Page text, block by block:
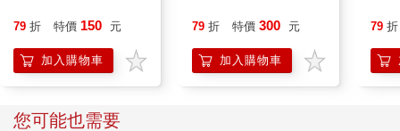
79 折 特價 150 元
加入購物車
79 折 特價 300 元
加入購物車
79 折
您可能也需要